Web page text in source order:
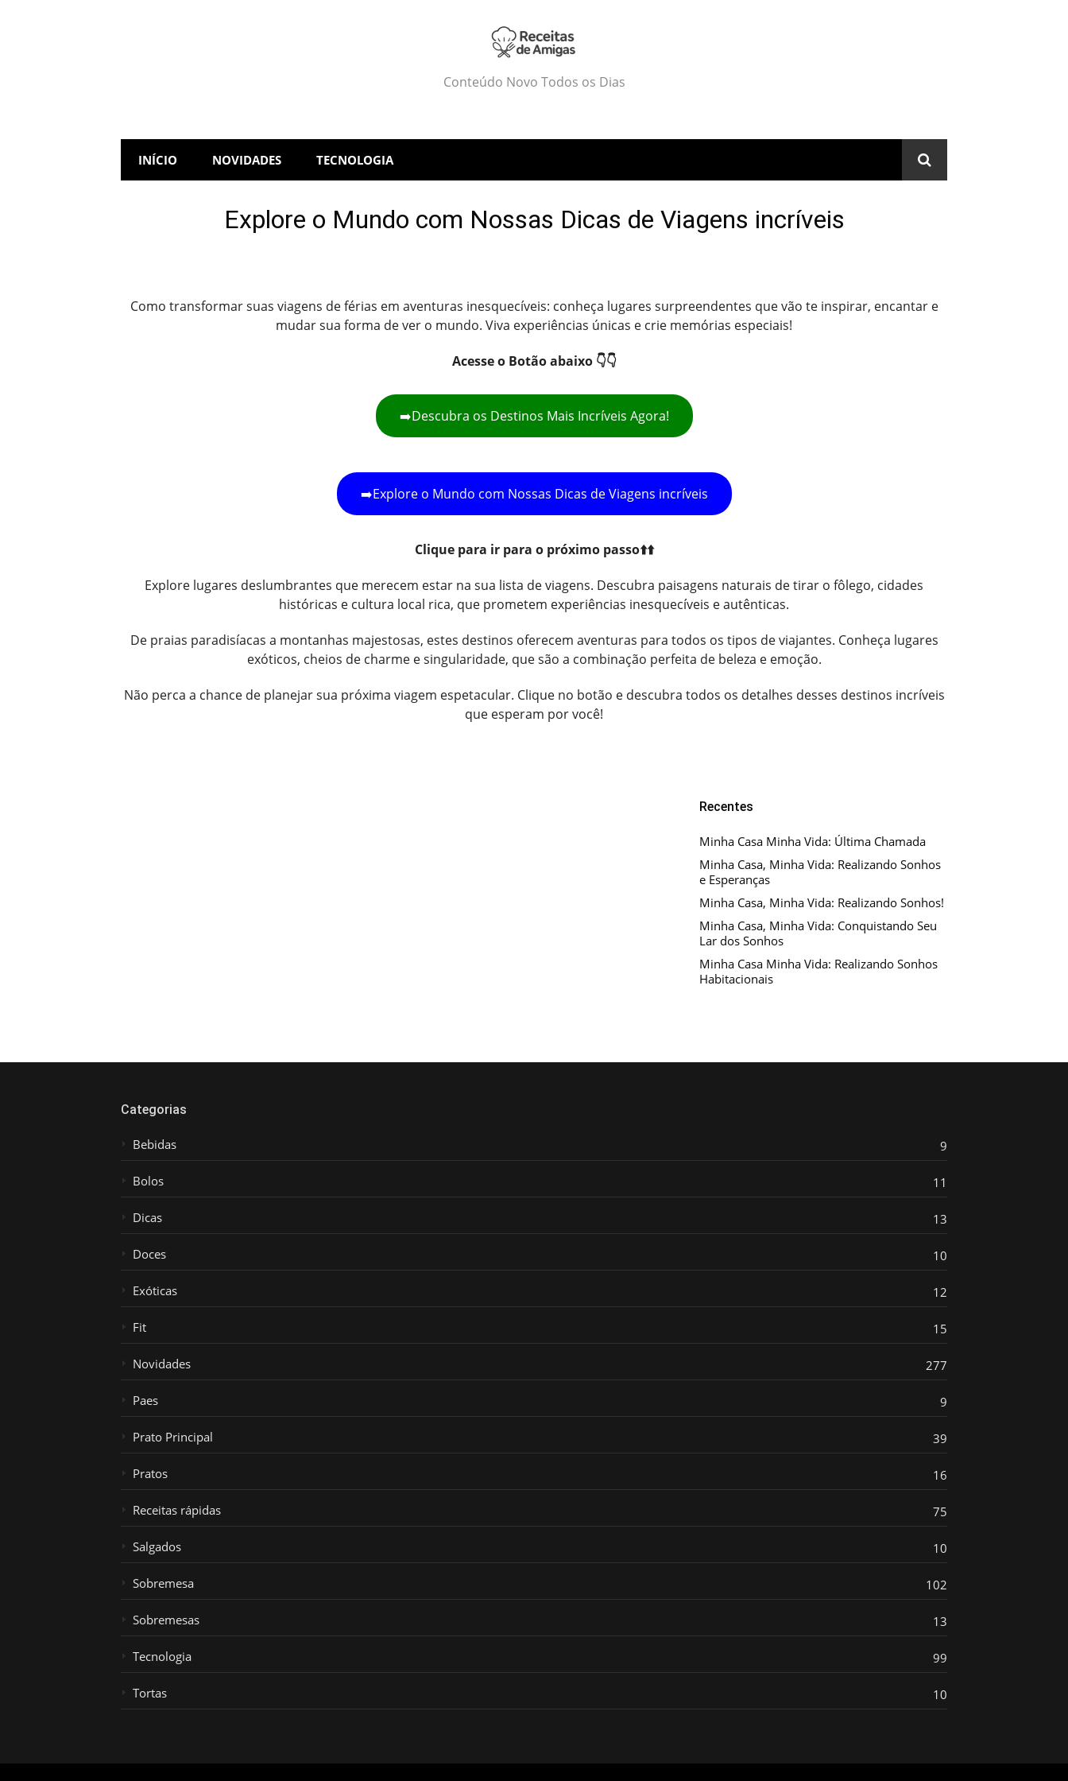
Conteúdo Novo Todos os Dias
INÍCIO NOVIDADES TECNOLOGIA
Explore o Mundo com Nossas Dicas de Viagens incríveis
Como transformar suas viagens de férias em aventuras inesquecíveis: conheça lugares surpreendentes que vão te inspirar, encantar e
mudar sua forma de ver o mundo. Viva experiências únicas e crie memórias especiais!
Acesse o Botão abaixo 👇👇
➡️Descubra os Destinos Mais Incríveis Agora!
➡️Explore o Mundo com Nossas Dicas de Viagens incríveis
Clique para ir para o próximo passo⬆️⬆️
Explore lugares deslumbrantes que merecem estar na sua lista de viagens. Descubra paisagens naturais de tirar o fôlego, cidades
históricas e cultura local rica, que prometem experiências inesquecíveis e autênticas.
De praias paradisíacas a montanhas majestosas, estes destinos oferecem aventuras para todos os tipos de viajantes. Conheça lugares
exóticos, cheios de charme e singularidade, que são a combinação perfeita de beleza e emoção.
Não perca a chance de planejar sua próxima viagem espetacular. Clique no botão e descubra todos os detalhes desses destinos incríveis
que esperam por você!
Recentes
Minha Casa Minha Vida: Última Chamada
Minha Casa, Minha Vida: Realizando Sonhos
e Esperanças
Minha Casa, Minha Vida: Realizando Sonhos!
Minha Casa, Minha Vida: Conquistando Seu
Lar dos Sonhos
Minha Casa Minha Vida: Realizando Sonhos
Habitacionais
Categorias
Bebidas 9
Bolos 11
Dicas 13
Doces 10
Exóticas 12
Fit 15
Novidades 277
Paes 9
Prato Principal 39
Pratos 16
Receitas rápidas 75
Salgados 10
Sobremesa 102
Sobremesas 13
Tecnologia 99
Tortas 10